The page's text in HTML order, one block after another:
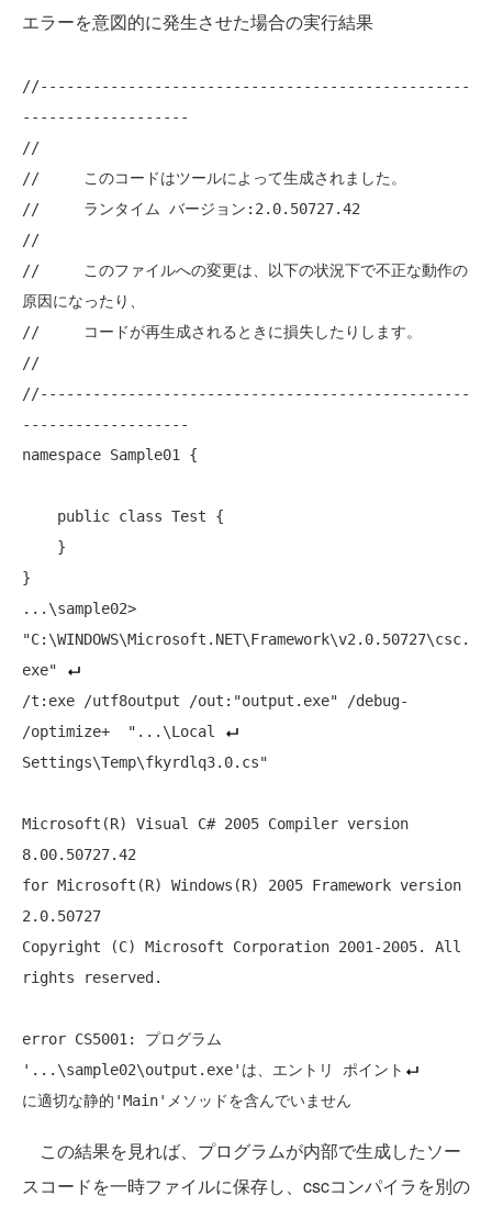
エラーを意図的に発生させた場合の実行結果
//-------------------------------------------------
-------------------
//     このコードはツールによって生成されました。
//     ランタイム バージョン:2.0.50727.42
//     このファイルへの変更は、以下の状況下で不正な動作の
原因になったり、
//     コードが再生成されるときに損失したりします。
//-------------------------------------------------
-------------------
namespace Sample01 {
public class Test {
}
"C:\WINDOWS\Microsoft.NET\Framework\v2.0.50727\csc.
exe"
/t:exe /utf8output /out: "output.exe" /debug-
/optimize+  "...\Local
Settings\Temp\fkyrdlq3.0.cs"
Microsoft(R) Visual C# 2005 Compiler version
for Microsoft(R) Windows(R) 2005 Framework version
2.0.50727
Copyright (C) Microsoft Corporation 2001-2005. All
rights reserved.
error CS5001: プログラム
'...\sample02\output.exe'は、エントリ ポイント
この結果を見れば、プログラムが内部で生成したソー
スコードを一時ファイルに保存し、cscコンパイラを別の